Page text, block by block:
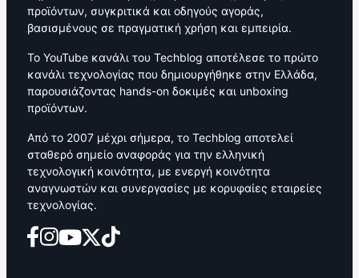
προϊόντων, συγκριτικά και οδηγούς αγοράς,
βασισμένους σε πραγματική χρήση και εμπειρία.
Το YouTube κανάλι του Techblog αποτέλεσε το πρώτο
κανάλι τεχνολογίας που δημιουργήθηκε στην Ελλάδα,
παρουσιάζοντας hands-on δοκιμές και unboxing
προϊόντων.
Από το 2007 μέχρι σήμερα, το Techblog αποτελεί
σταθερό σημείο αναφοράς για την ελληνική
τεχνολογική κοινότητα, με ενεργή κοινότητα
αναγνωστών και συνεργασίες με κορυφαίες εταιρείες
τεχνολογίας.